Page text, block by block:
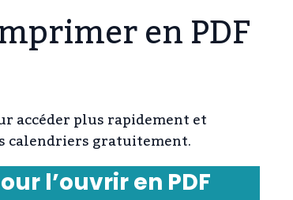
en PDF
accéder plus rapidement et
calendriers gratuitement.
l’ouvrir en PDF